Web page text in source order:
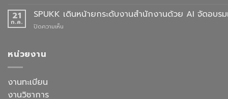
2568
ประจำ
ผล
21
ก.ค.
SPUKK เดินหน้ายกระดับงานสำนักงานด้วย AI จัดอบ
ปิดความเห็น
หน่วยงาน
งานทะเบียน
งานวิชาการ